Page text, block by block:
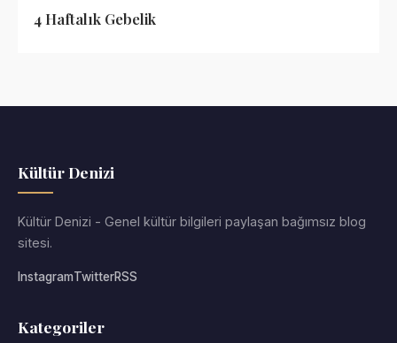
4 Haftalık Gebelik
Kültür Denizi
Kültür Denizi - Genel kültür bilgileri paylaşan bağımsız blog
sitesi.
InstagramTwitterRSS
Kategoriler